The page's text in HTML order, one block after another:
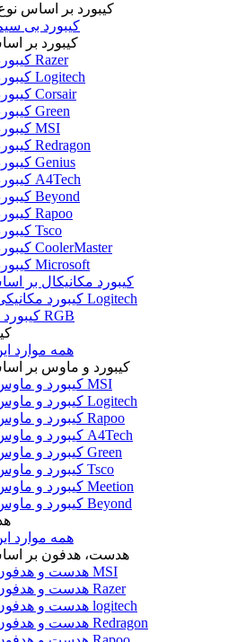
کیبورد بر اساس
کیبورد بی
کیبورد بر
کیبورد Razer
کیبورد Logitech
کیبورد Corsair
کیبورد Green
کیبورد MSI
کیبورد Redragon
کیبورد Genius
کیبورد A4Tech
کیبورد Beyond
کیبورد Rapoo
کیبورد Tsco
کیبورد CoolerMaster
کیبورد Microsoft
کیبورد مکانیکال بر
کیبورد مکانیکی Logitech
کیبورد گیمینگ RGB
همه موارد
کیبورد و ماوس بر
کیبورد و ماوس MSI
کیبورد و ماوس Logitech
کیبورد و ماوس Rapoo
کیبورد و ماوس A4Tech
کیبورد و ماوس Green
کیبورد و ماوس Tsco
کیبورد و ماوس Meetion
کیبورد و ماوس Beyond
همه موارد
هدست، هدفون بر
هدست و هدفون MSI
هدست و هدفون Razer
هدست و هدفون logitech
هدست و هدفون Redragon